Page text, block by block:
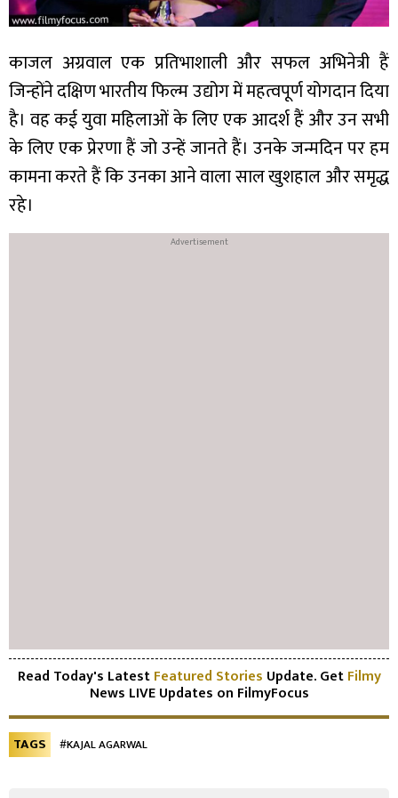
काजल अग्रवाल एक प्रतिभाशाली और सफल अभिनेत्री हैं
जिन्होंने दक्षिण भारतीय फिल्म उद्योग में महत्वपूर्ण योगदान दिया
है। वह कई युवा महिलाओं के लिए एक आदर्श हैं और उन सभी
के लिए एक प्रेरणा हैं जो उन्हें जानते हैं। उनके जन्मदिन पर हम
कामना करते हैं कि उनका आने वाला साल खुशहाल और समृद्ध
रहे।
Read Today's LatestFeatured Stories Update. GetFilmy
News LIVE Updates on FilmyFocus
TAGS #KAJAL AGARWAL